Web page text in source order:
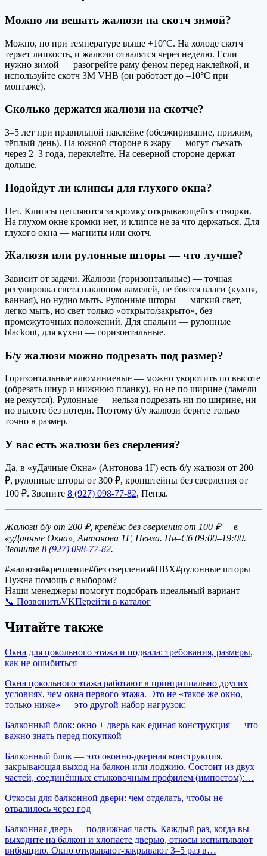
Можно ли вешать жалюзи на скотч зимой?
Можно, но при температуре выше +10°C. На холоде скотч
теряет липкость, и жалюзи отвалятся через неделю. Если
нужно зимой — разогрейте раму феном перед наклейкой, и
используйте скотч 3М VHB (он работает до –10°C при
монтаже).
Сколько держатся жалюзи на скотче?
3–5 лет при правильной наклейке (обезжиривание, прижим,
тёплый день). На южной стороне в жару — могут съехать
через 2–3 года, переклейте. На северной стороне держат
дольше.
Подойдут ли клипсы для глухого окна?
Нет. Клипсы цепляются за кромку открывающейся створки.
На глухом окне кромки нет, и клипсе не за что держаться. Для
глухого окна — магниты или скотч.
Жалюзи или рулонные шторы — что лучше?
Зависит от задачи. Жалюзи (горизонтальные) — точная
регулировка света наклоном ламелей, не боятся влаги (кухня,
ванная), но нудно мыть. Рулонные шторы — мягкий свет,
легко мыть, но свет только «открыто/закрыто», без
промежуточных положений. Для спальни — рулонные
blackout, для кухни — горизонтальные.
Б/у жалюзи можно подрезать под размер?
Горизонтальные алюминиевые — можно укоротить по высоте
(обрезать шнур и нижнюю планку), но не по ширине (ламели
не режутся). Рулонные — нельзя подрезать ни по ширине, ни
по высоте без потери. Поэтому б/у жалюзи берите только
точно в размер.
У вас есть жалюзи без сверления?
Да, в «уДачные Окна» (Антонова 1Г) есть б/у жалюзи от 200
₽, рулонные шторы от 300 ₽, кронштейны без сверления от
100 ₽. Звоните 8 (927) 098-77-82, Пенза.
Жалюзи б/у от 200 ₽, крепёж без сверления от 100 ₽ — в
«уДачные Окна», Антонова 1Г, Пенза. Пн–Сб 09:00–19:00.
Звоните 8 (927) 098-77-82.
#жалюзи#крепление#без сверления#ПВХ#рулонные шторы
Нужна помощь с выбором?
Наши менеджеры помогут подобрать идеальный вариант
📞 ПозвонитьVKПерейти в каталог
Читайте также
Окна для цокольного этажа и подвала: требования, размеры,
как не ошибиться
Окна цокольного этажа работают в принципиально других
условиях, чем окна первого этажа. Это не «такое же окно,
только ниже» — это другой набор нагрузок:
Балконный блок: окно + дверь как единая конструкция — что
важно знать перед покупкой
Балконный блок — это оконно-дверная конструкция,
закрывающая выход на балкон или лоджию. Состоит из двух
частей, соединённых стыковочным профилем (импостом):…
Откосы для балконной двери: чем отделать, чтобы не
отвалилось через год
Балконная дверь — подвижная часть. Каждый раз, когда вы
выходите на балкон и хлопаете дверью, откосы испытывают
вибрацию. Окно открывают-закрывают 3–5 раз в…